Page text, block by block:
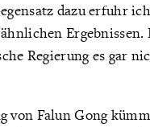
dazu erfuhr
Ergebnissen.
Regierung es gar
von Falun Gong